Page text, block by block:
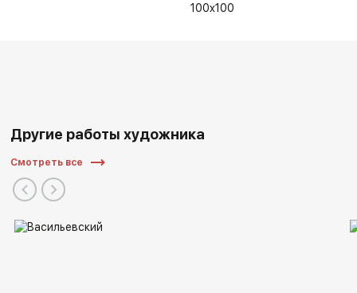
100x100
Другие работы художника
Смотреть все